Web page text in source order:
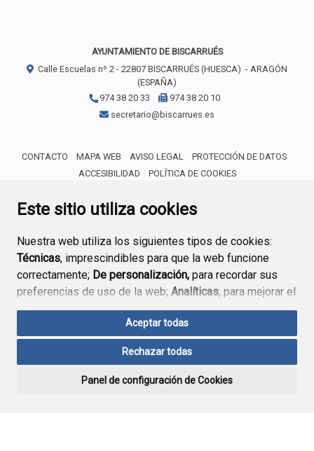
Este sitio utiliza cookies
Nuestra web utiliza los siguientes tipos de cookies:
Técnicas, imprescindibles para que la web funcione
correctamente; De personalización, para recordar sus
preferencias de uso de la web; Analíticas, para mejorar el
funcionamiento de la web y sus servicios.
Si acepta pulsando el botón“Aceptar todas”
consideramos que acepta su uso. Si pulsa el botón
ninguna acción, se guardarán las cookies técnicas
Aceptar todas
Rechazar todas
Panel de configuración de Cookies
AYUNTAMIENTO DE BISCARRUÉS
Calle Escuelas nº 2 - 22807 BISCARRUÉS (HUESCA) - ARAGÓN
(ESPAÑA)
974 38 20 33
974 38 20 10
secretario@biscarrues.es
CONTACTO MAPA WEB AVISO LEGAL
PROTECCIÓN DE DATOS
ACCESIBILIDAD
POLÍTICA DE COOKIES